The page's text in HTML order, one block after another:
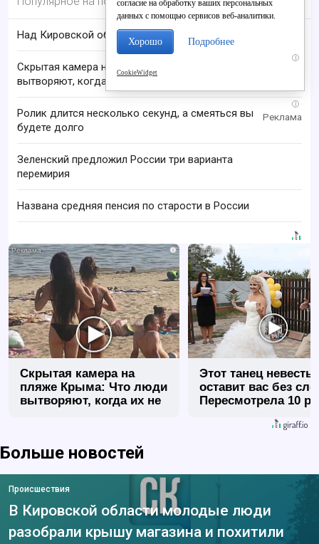
Над Кировской областью сбили БПЛА
i
Скрытая камера на пляже Крыма: Что люди
вытворяют, когда их не видят...
i
Ролик длится несколько секунд, а смеяться вы
будете долго
Зеленский предложил России три варианта
перемирия
Названа средняя пенсия по старости в России
i
Скрытая камера на
пляже Крыма: Что люди
вытворяют, когда их не
Этот танец невесты
оставит вас без
Пересмотрела 10
Больше новостей
Происшествия
В Кировской области молодые люди
разобрали крышу магазина и похитили
согласие на обработку ваших персональных
данных с помощью сервисов веб-аналитики.
Хорошо Подробнее
CookieWidget